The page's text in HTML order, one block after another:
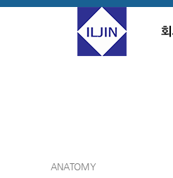
ANATOMY